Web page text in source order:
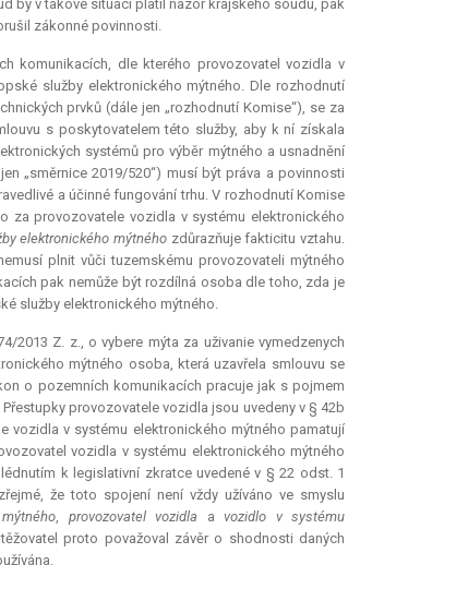
by v takové situaci platil názor krajského soudu, pak
zákonné povinnosti.
komunikacích, dle kterého provozovatel vozidla v
služby elektronického mýtného. Dle rozhodnutí
prvků (dále jen „rozhodnutí Komise“), se za
s poskytovatelem této služby, aby k ní získala
systémů pro výběr mýtného a usnadnění
„směrnice 2019/520“) musí být práva a povinnosti
a účinné fungování trhu. V rozhodnutí Komise
za provozovatele vozidla v systému elektronického
elektronického mýtnéhozdůrazňuje fakticitu vztahu.
plnit vůči tuzemskému provozovateli mýtného
pak nemůže být rozdílná osoba dle toho, zda je
služby elektronického mýtného.
Z. z., o vybere mýta za uživanie vymedzenych
mýtného osoba, která uzavřela smlouvu se
o pozemních komunikacích pracuje jak s pojmem
Přestupky provozovatele vozidla jsou uvedeny v § 42b
vozidla v systému elektronického mýtného pamatují
vozidla v systému elektronického mýtného
k legislativní zkratce uvedené v § 22 odst. 1
že toto spojení není vždy užíváno ve smyslu
, provozovatel vozidla avozidlo v systému
proto považoval závěr o shodnosti daných